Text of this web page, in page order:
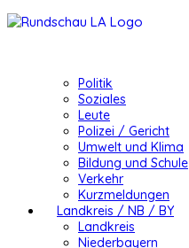
Politik
Soziales
Leute
Polizei / Gericht
Umwelt und Klima
Bildung und Schule
Verkehr
Kurzmeldungen
Landkreis / NB / BY
Landkreis
Niederbayern